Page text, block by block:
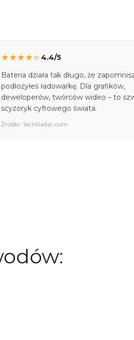
★★★★★4.4/5
Bateria działa tak długo, że
podłożyłeś ładowarkę. Dla grafików,
deweloperów, twórców wideo – to
scyzoryk cyfrowego świata.
Źródło: TechRadar.com